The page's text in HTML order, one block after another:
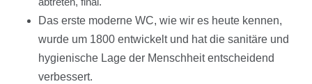
Das erste moderne WC, wie wir es heute kennen,
wurde um 1800 entwickelt und hat die sanitäre und
hygienische Lage der Menschheit entscheidend
verbessert.